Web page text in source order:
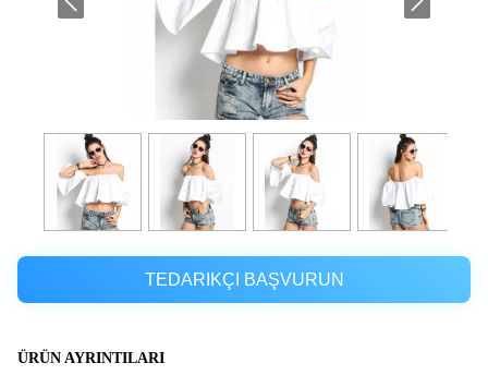
TEDARIKÇI BAŞVURUN
ÜRÜN AYRINTILARI